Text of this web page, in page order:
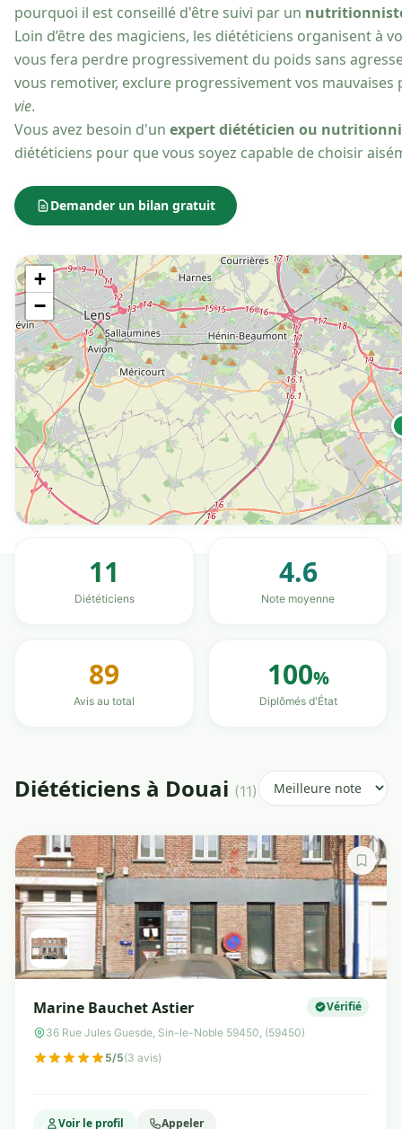
pourquoi il est conseillé d'être suivi par un
Loin d’être des magiciens, les diététiciens organisent
vous fera perdre progressivement du poids sans
vous remotiver, exclure progressivement vos
vie.
Vous avez besoin d'un expert diététicien ou
diététiciens pour que vous soyez capable de choisir
Demander un bilan gratuit
+
−
11
Diététiciens
4.6
Note moyenne
89
Avis au total
100%
Diplômés d'État
Diététiciens à Douai (11)
Marine Bauchet Astier Vérifié
36 Rue Jules Guesde, Sin-le-Noble 59450, (59450)
5/5(3 avis)
Voir le profil Appeler